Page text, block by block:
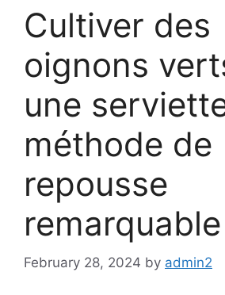
Cultiver des
oignons
une
méthode de
repousse
remarquable
February 28, 2024 by admin2